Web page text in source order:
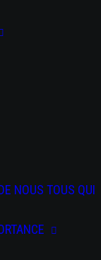
NOUS TOUS QUI